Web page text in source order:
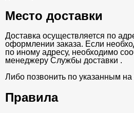
Место доставки
Доставка осуществляется по
оформлении заказа. Если
по иному адресу, необходимо
менеджеру Службы доставки .
Либо позвонить по указанным
Правила